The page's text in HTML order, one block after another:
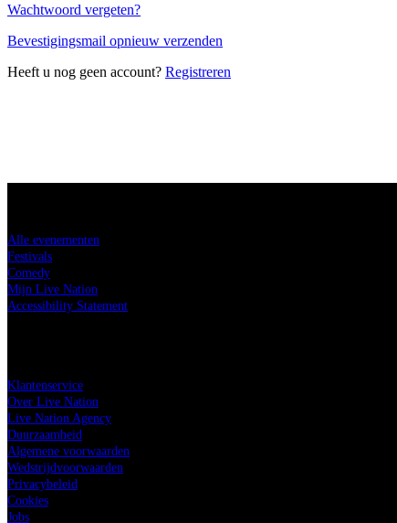
Wachtwoord vergeten?
Bevestigingsmail opnieuw verzenden
Heeft u nog geen account? Registreren
Alle evenementen
Festivals
Comedy
Mijn Live Nation
Accessibility Statement
Klantenservice
Over Live Nation
Live Nation Agency
Duurzaamheid
Algemene voorwaarden
Wedstrijdvoorwaarden
Privacybeleid
Cookies
Jobs